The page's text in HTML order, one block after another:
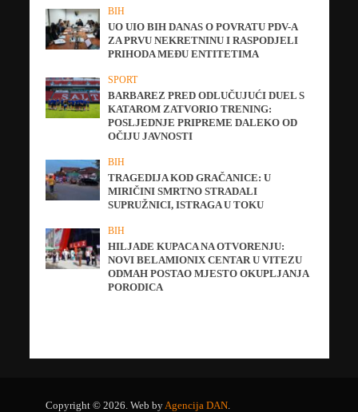
BIH
UO UIO BIH DANAS O POVRATU PDV-A
ZA PRVU NEKRETNINU I RASPODJELI
PRIHODA MEĐU ENTITETIMA
SPORT
BARBAREZ PRED ODLUČUJUĆI DUEL S
KATAROM ZATVORIO TRENING:
POSLJEDNJE PRIPREME DALEKO OD
OČIJU JAVNOSTI
BIH
TRAGEDIJA KOD GRAČANICE: U
MIRIČINI SMRTNO STRADALI
SUPRUŽNICI, ISTRAGA U TOKU
BIH
HILJADE KUPACA NA OTVORENJU:
NOVI BELAMIONIX CENTAR U VITEZU
ODMAH POSTAO MJESTO OKUPLJANJA
PORODICA
Copyright © 2026. Web byAgencija DAN.